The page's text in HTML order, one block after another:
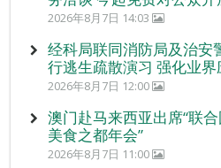
2026年8月7日 14:03
经科局联同消防局及治安
行逃生疏散演习 强化业
2026年8月7日 12:00
澳门赴马来西亚出席“联
美食之都年会”
2026年8月7日 11:00